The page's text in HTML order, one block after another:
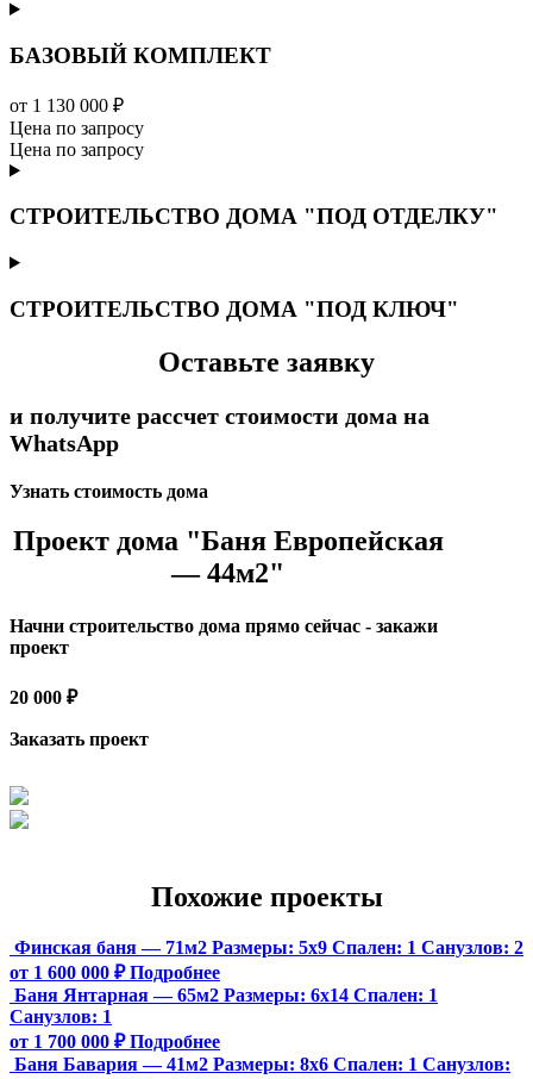
БАЗОВЫЙ КОМПЛЕКТ
от 1 130 000 ₽
Цена по запросу
Цена по запросу
СТРОИТЕЛЬСТВО ДОМА "ПОД ОТДЕЛКУ"
СТРОИТЕЛЬСТВО ДОМА "ПОД КЛЮЧ"
Оставьте заявку
и получите рассчет стоимости дома на
WhatsApp
Узнать стоимость дома
Проект дома "Баня Европейская
— 44м2"
Начни строительство дома прямо сейчас - закажи
проект
20 000 ₽
Заказать проект
Похожие проекты
Финская баня — 71м2 Размеры: 5х9 Спален: 1 Санузлов: 2
от 1 600 000 ₽ Подробнее
Баня Янтарная — 65м2 Размеры: 6х14 Спален: 1
Санузлов: 1
от 1 700 000 ₽ Подробнее
Баня Бавария — 41м2 Размеры: 8х6 Спален: 1 Санузлов: